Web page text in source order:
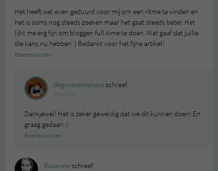
Het heeft wel even geduurd voor mij om een ritme te vinden en
het is soms nog steeds zoeken maar het gaat steeds beter. Het
lijkt me erg fijn om bloggen full-time te doen. Wat gaaf dat jullie
die kans nu hebben :) Bedankt voor het fijne artikel!
Beantwoorden
degroenemeisjesschreef:
Dankjewel! Het is zeker geweldig dat we dit kunnen doen! En
graag gedaan :)
Beantwoorden
Rosanneschreef: